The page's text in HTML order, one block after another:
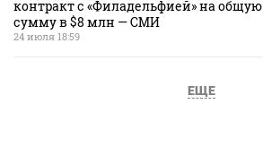
контракт с «Филадельфией» на общую
сумму в $8 млн — СМИ
24 июля 18:59
ЕЩЕ